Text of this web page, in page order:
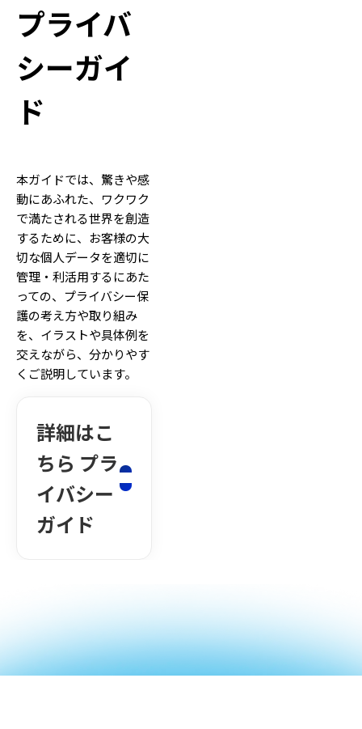
プライバ
シーガイ
ド
本ガイドでは、驚きや感
動にあふれた、ワクワク
で満たされる世界を創造
するために、お客様の大
切な個人データを適切に
管理・利活用するにあた
っての、プライバシー保
護の考え方や取り組み
を、イラストや具体例を
交えながら、分かりやす
くご説明しています。
詳細はこ
ちら プラ
イバシー
ガイド